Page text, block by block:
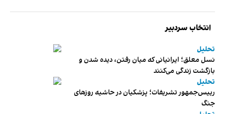
انتخاب سردبیر
تحلیل
نسل معلق؛ ایرانیانی که میان رفتن، دیده شدن و
بازگشت زندگی می‌کنند
تحلیل
رییس‌جمهور تشریفات؛ پزشکیان در حاشیه روزهای
جنگ